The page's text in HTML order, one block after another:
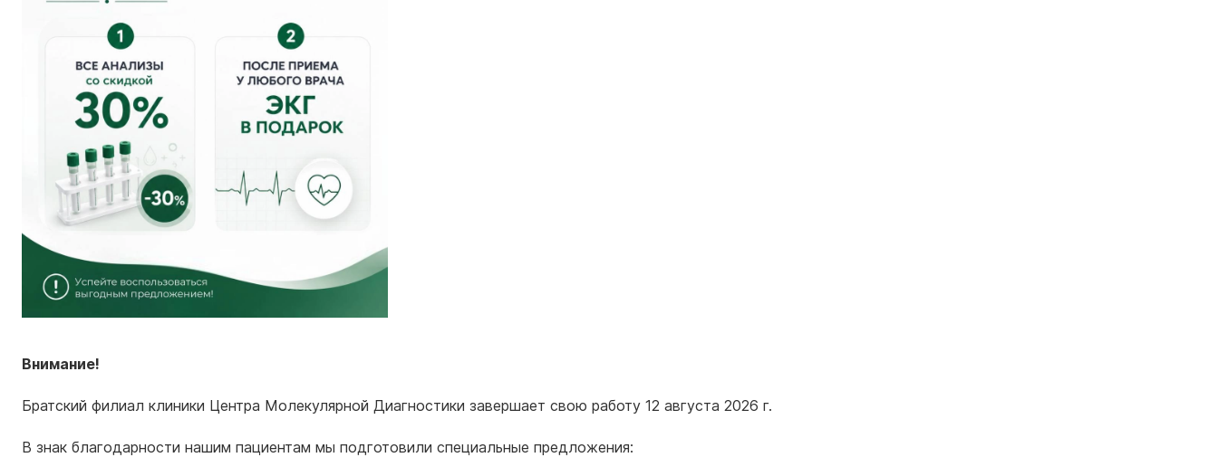
Внимание!
Братский филиал клиники Центра Молекулярной Диагностики завершает свою работу 12 августа 2026 г.
В знак благодарности нашим пациентам мы подготовили специальные предложения: